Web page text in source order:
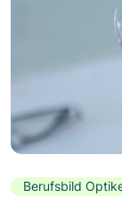
Berufsbild